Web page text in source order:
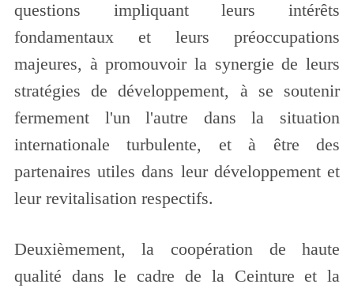
questions impliquant leurs intérêts
fondamentaux et leurs préoccupations
majeures, à promouvoir la synergie de leurs
stratégies de développement, à se soutenir
fermement l'un l'autre dans la situation
internationale turbulente, et à être des
partenaires utiles dans leur développement et
leur revitalisation respectifs.
Deuxièmement, la coopération de haute
qualité dans le cadre de la Ceinture et la